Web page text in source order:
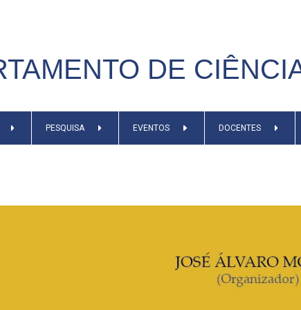
DE
PESQUISA EVENTOS DOCENTES